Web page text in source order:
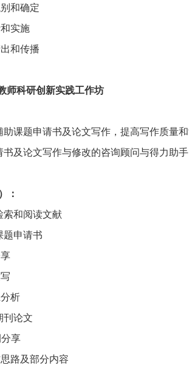
和确定
实施
和传播
师科研创新实践工作坊
助课题申请书及论文写作，提高写作质量
书及论文写作与修改的咨询顾问与得力助手
：
索和阅读文献
题申请书
析
刊论文
享
路及部分内容